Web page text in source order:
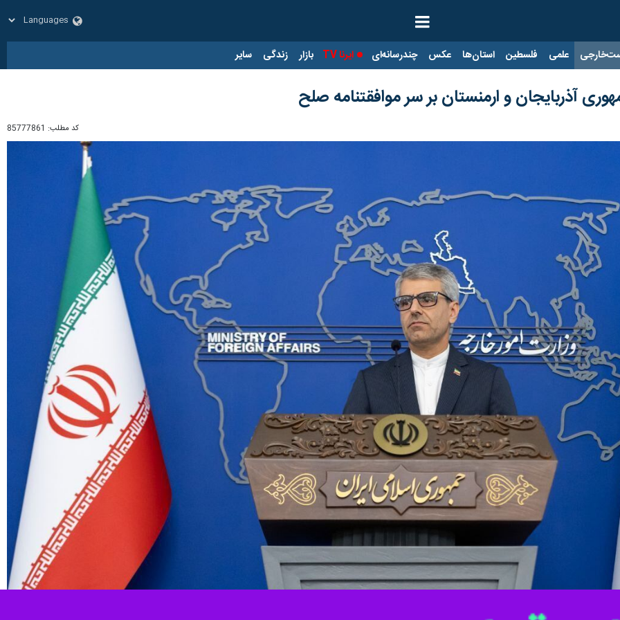
علمی فلسطین استان‌ها عکس چندرسانه‌ای ایرنا TV بازار زندگی سایر
آذربایجان و ارمنستان بر سر موافقتنامه صلح
کد مطلب: 85777861